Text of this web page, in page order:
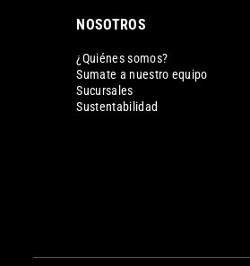
NOSOTROS
¿Quiénes somos?
Sumate a nuestro equipo
Sucursales
Sustentabilidad